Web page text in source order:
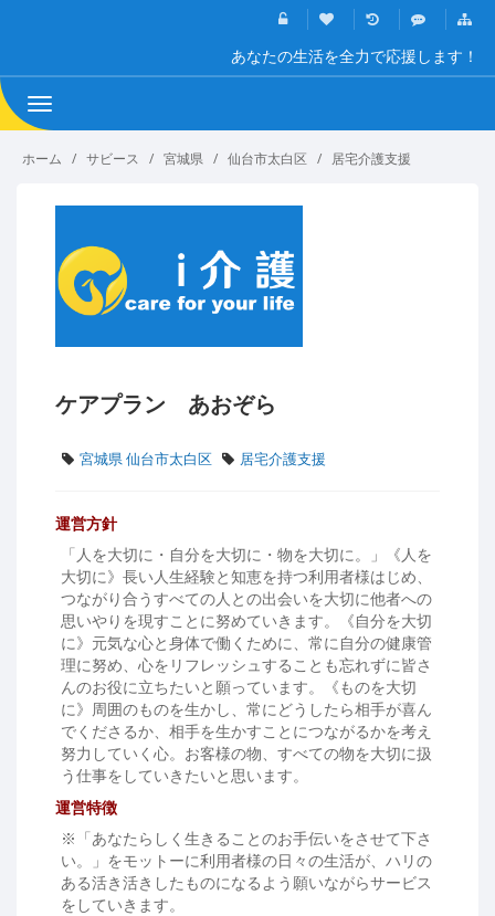
あなたの生活を全力で応援します！
Toggle
navigation
ホーム サビース 宮城県 仙台市太白区 居宅介護支援
ケアプラン あおぞら
宮城県 仙台市太白区 居宅介護支援
運営方針
「人を大切に・自分を大切に・物を大切に。」《人を
大切に》長い人生経験と知恵を持つ利用者様はじめ、
つながり合うすべての人との出会いを大切に他者への
思いやりを現すことに努めていきます。《自分を大切
に》元気な心と身体で働くために、常に自分の健康管
理に努め、心をリフレッシュすることも忘れずに皆さ
んのお役に立ちたいと願っています。《ものを大切
に》周囲のものを生かし、常にどうしたら相手が喜ん
でくださるか、相手を生かすことにつながるかを考え
努力していく心。お客様の物、すべての物を大切に扱
う仕事をしていきたいと思います。
運営特徴
※「あなたらしく生きることのお手伝いをさせて下さ
い。」をモットーに利用者様の日々の生活が、ハリの
ある活き活きしたものになるよう願いながらサービス
をしていきます。